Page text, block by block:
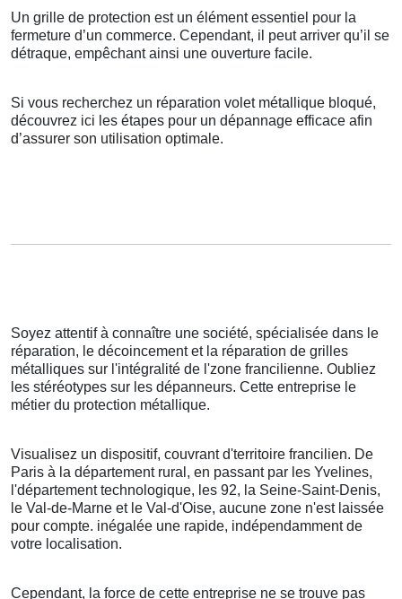
Un grille de protection est un élément essentiel pour la
fermeture d’un commerce. Cependant, il peut arriver qu’il se
détraque, empêchant ainsi une ouverture facile.
Si vous recherchez un réparation volet métallique bloqué,
découvrez ici les étapes pour un dépannage efficace afin
d’assurer son utilisation optimale.
Soyez attentif à connaître une société, spécialisée dans le
réparation, le décoincement et la réparation de grilles
métalliques sur l'intégralité de l'zone francilienne. Oubliez
les stéréotypes sur les dépanneurs. Cette entreprise le
métier du protection métallique.
Visualisez un dispositif, couvrant d'territoire francilien. De
Paris à la département rural, en passant par les Yvelines,
l'département technologique, les 92, la Seine-Saint-Denis,
le Val-de-Marne et le Val-d'Oise, aucune zone n'est laissée
pour compte. inégalée une rapide, indépendamment de
votre localisation.
Cependant, la force de cette entreprise ne se trouve pas